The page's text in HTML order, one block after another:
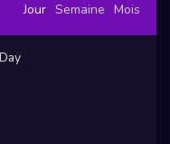
Jour Semaine Mois